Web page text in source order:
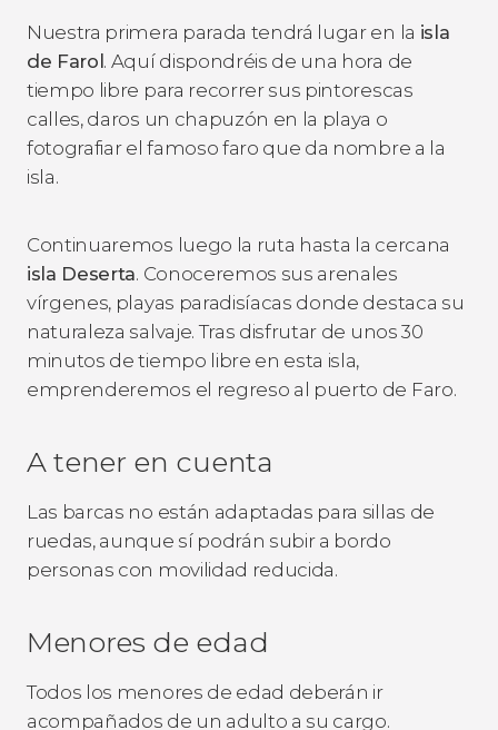
Nuestra primera parada tendrá lugar en la isla
de Farol. Aquí dispondréis de una hora de
tiempo libre para recorrer sus pintorescas
calles, daros un chapuzón en la playa o
fotografiar el famoso faro que da nombre a la
isla.
Continuaremos luego la ruta hasta la cercana
isla Deserta. Conoceremos sus arenales
vírgenes, playas paradisíacas donde destaca su
naturaleza salvaje. Tras disfrutar de unos 30
minutos de tiempo libre en esta isla,
emprenderemos el regreso al puerto de Faro.
A tener en cuenta
Las barcas no están adaptadas para sillas de
ruedas, aunque sí podrán subir a bordo
personas con movilidad reducida.
Menores de edad
Todos los menores de edad deberán ir
acompañados de un adulto a su cargo.